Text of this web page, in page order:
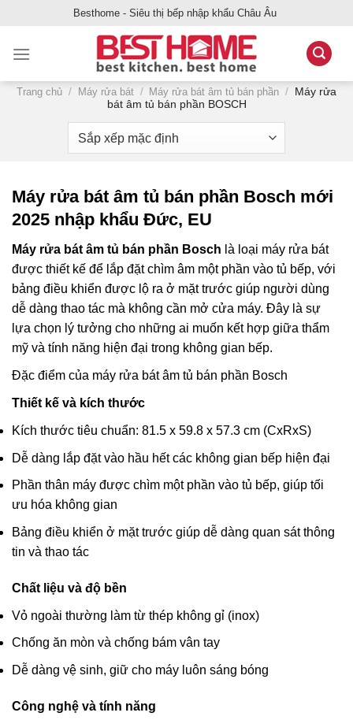
nội
Besthome - Siêu thị bếp nhập khẩu Châu Âu
Trang chủ / Máy rửa bát / Máy rửa bát âm tủ bán phần / Máy rửa
bát âm tủ bán phần BOSCH
Máy rửa bát âm tủ bán phần Bosch mới
2025 nhập khẩu Đức, EU
Máy rửa bát âm tủ bán phần Bosch là loại máy rửa bát
được thiết kế để lắp đặt chìm âm một phần vào tủ bếp, với
bảng điều khiển được lộ ra ở mặt trước giúp người dùng
dễ dàng thao tác mà không cần mở cửa máy. Đây là sự
lựa chọn lý tưởng cho những ai muốn kết hợp giữa thẩm
mỹ và tính năng hiện đại trong không gian bếp.
Đặc điểm của máy rửa bát âm tủ bán phần Bosch
Thiết kế và kích thước
Kích thước tiêu chuẩn: 81.5 x 59.8 x 57.3 cm (CxRxS)
Dễ dàng lắp đặt vào hầu hết các không gian bếp hiện đại
Phần thân máy được chìm một phần vào tủ bếp, giúp tối
ưu hóa không gian
Bảng điều khiển ở mặt trước giúp dễ dàng quan sát thông
tin và thao tác
Chất liệu và độ bền
Vỏ ngoài thường làm từ thép không gỉ (inox)
Chống ăn mòn và chống bám vân tay
Dễ dàng vệ sinh, giữ cho máy luôn sáng bóng
Công nghệ và tính năng